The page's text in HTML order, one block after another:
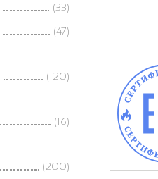
(33)
(47)
(120)
(16)
(200)